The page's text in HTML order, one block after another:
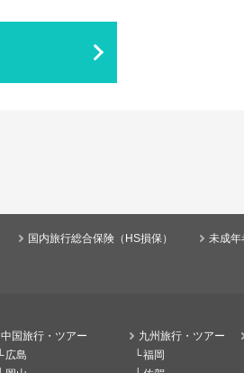
国内旅行総合保険（HS損保） 未成年
中国旅行・ツアー
広島
九州旅行・ツアー
福岡